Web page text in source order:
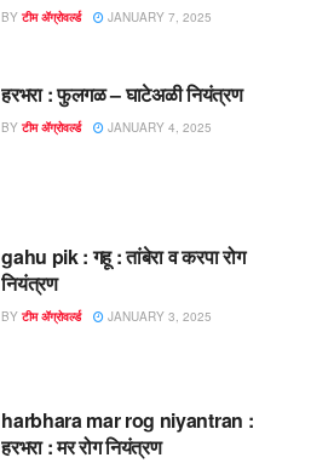
BY टीम ॲग्रोवर्ल्ड JANUARY 7, 2025
हरभरा : फुलगळ – घाटेअळी नियंत्रण
BY टीम ॲग्रोवर्ल्ड JANUARY 4, 2025
gahu pik : गहू : तांबेरा व करपा रोग
नियंत्रण
BY टीम ॲग्रोवर्ल्ड JANUARY 3, 2025
harbhara mar rog niyantran :
हरभरा : मर रोग नियंत्रण